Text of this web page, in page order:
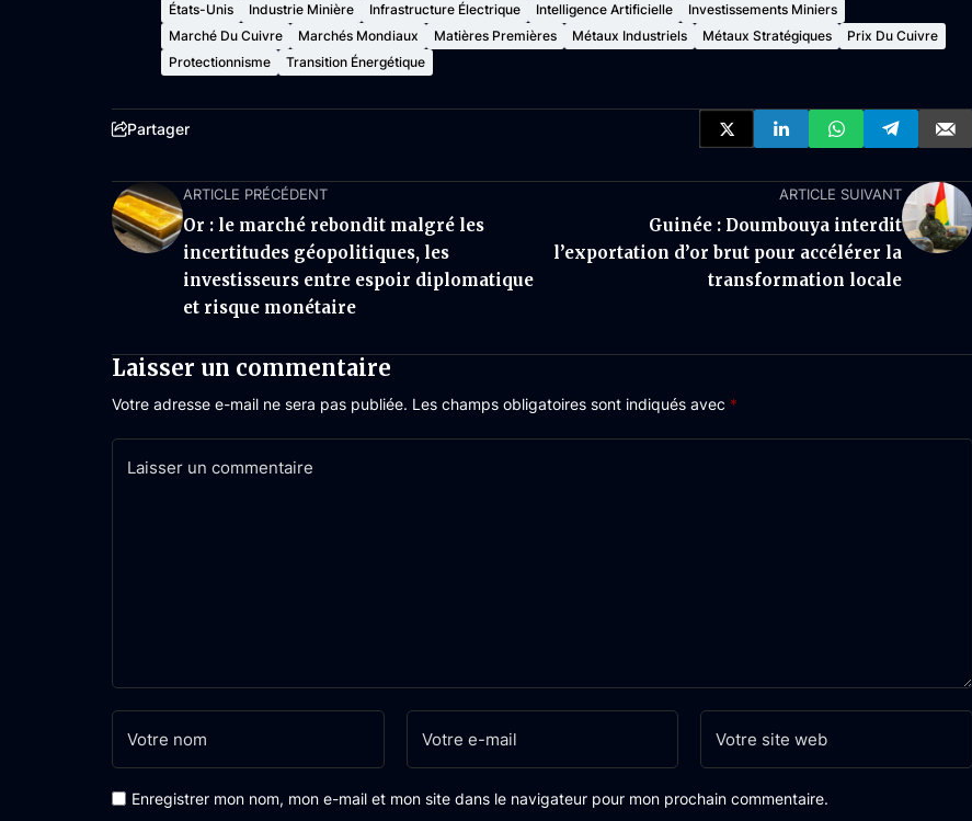
États-Unis
Industrie Minière Infrastructure Électrique Intelligence Artificielle
Investissements Miniers
Marché Du Cuivre
Marchés Mondiaux Matières Premières Métaux Industriels Métaux Stratégiques
Prix Du Cuivre
Protectionnisme
Transition Énergétique
Partager
ARTICLE PRÉCÉDENT
Or : le marché rebondit malgré les
incertitudes géopolitiques, les
investisseurs entre espoir diplomatique
et risque monétaire
ARTICLE SUIVANT
Guinée : Doumbouya interdit
l’exportation d’or brut pour accélérer la
transformation locale
Laisser un commentaire
Votre adresse e-mail ne sera pas publiée. Les champs obligatoires sont indiqués avec *
Enregistrer mon nom, mon e-mail et mon site dans le navigateur pour mon prochain commentaire.